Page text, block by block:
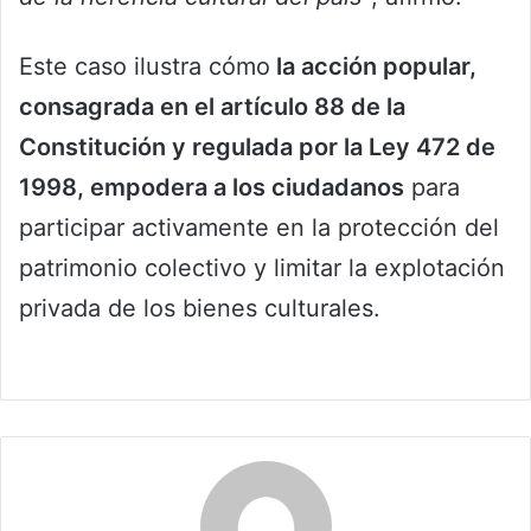
Este caso ilustra cómo la acción popular,
consagrada en el artículo 88 de la
Constitución y regulada por la Ley 472 de
1998, empodera a los ciudadanos para
participar activamente en la protección del
patrimonio colectivo y limitar la explotación
privada de los bienes culturales.